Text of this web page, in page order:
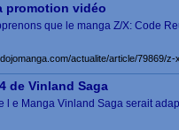
promotion vidéo
que le manga Z/X: Code
actualite/article/79869/
de Vinland Saga
e Manga Vinland Saga serait